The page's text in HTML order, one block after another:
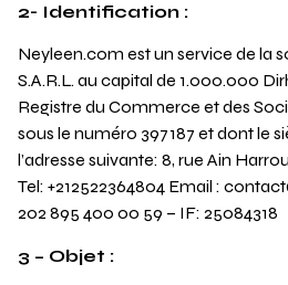
2- Identification :
Neyleen.com est un service de la
S.A.R.L. au capital de 1.000.000
Registre du Commerce et des
sous le numéro 397187 et dont le
l’adresse suivante: 8, rue Ain
Tel: +212522364804 Email :
202 895 400 00 59 – IF: 25084318
3 – Objet :